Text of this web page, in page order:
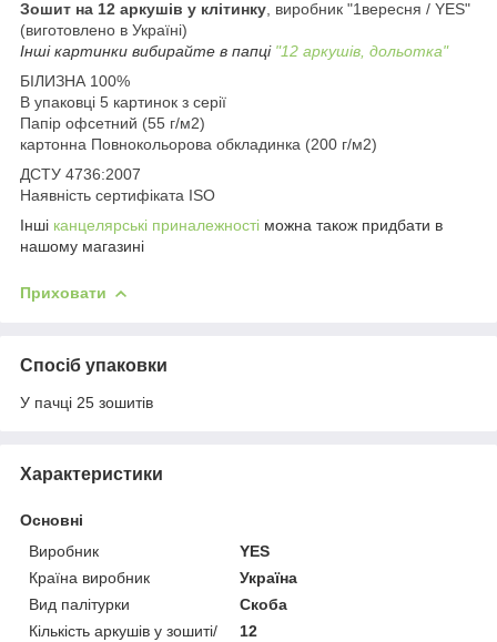
Зошит на 12 аркушів у клітинку виробник "1вересня / YES"
(виготовлено в Україні)
Інші картинки вибирайте в папці "12 аркушів, дольотка"
БІЛИЗНА 100%
В упаковці 5 картинок з серії
Папір офсетний (55 г/м2)
картонна Повнокольорова обкладинка (200 г/м2)
ДСТУ 4736:2007
Наявність сертифіката ISO
Інші канцелярські приналежності можна також придбати в
нашому магазині
Приховати
Спосіб упаковки
У пачці 25 зошитів
Характеристики
Основні
Виробник
YES
Країна виробник
Україна
Вид палітурки
Скоба
Кількість аркушів у зошиті/
12